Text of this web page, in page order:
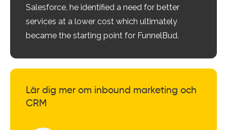
Salesforce, he identified a need for better
services at a lower cost which ultimately
became the starting point for FunnelBud.
Lär dig mer om inbound marketing och
CRM